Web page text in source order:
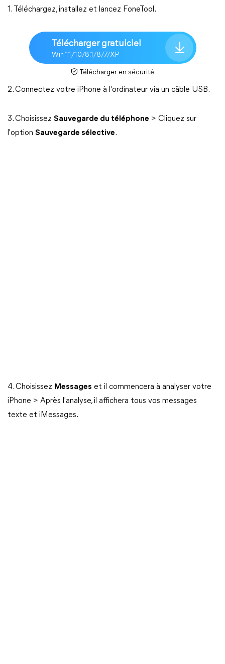
1. Téléchargez, installez et lancez FoneTool.
Télécharger gratuiciel
Win 11/10/8.1/8/7/XP
Télécharger en sécurité
2. Connectez votre iPhone à l'ordinateur via un câble USB.
3. Choisissez Sauvegarde du téléphone > Cliquez sur
l'option Sauvegarde sélective.
4. Choisissez Messages et il commencera à analyser votre
iPhone > Après l'analyse, il affichera tous vos messages
texte et iMessages.